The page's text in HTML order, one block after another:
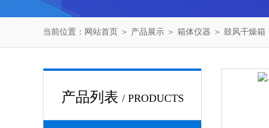
当前位置： 网站首页 ＞ 产品展示 ＞ 箱体仪器 ＞ 鼓风干燥箱
产品列表 / PRODUCTS